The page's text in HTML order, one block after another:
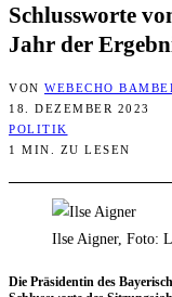
Schluss­wor­te
Jahr der
VON WEBECHO
18. DEZEMBER 2023
POLITIK
1 MIN. ZU LESEN
Ilse Aigner, Foto:
Die Prä­si­den­tin des